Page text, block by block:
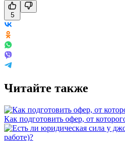
5
Читайте также
Как подготовить офер, от